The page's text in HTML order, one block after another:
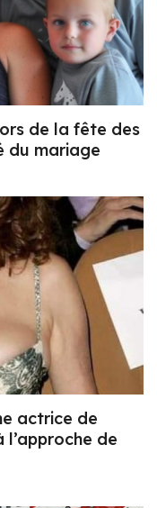
de la fête des
du mariage
actrice de
de